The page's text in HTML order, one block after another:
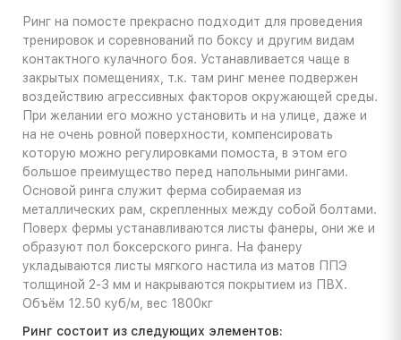
Ринг на помосте прекрасно подходит для проведения
тренировок и соревнований по боксу и другим видам
контактного кулачного боя. Устанавливается чаще в
закрытых помещениях, т.к. там ринг менее подвержен
воздействию агрессивных факторов окружающей среды.
При желании его можно установить и на улице, даже и
на не очень ровной поверхности, компенсировать
которую можно регулировками помоста, в этом его
большое преимущество перед напольными рингами.
Основой ринга служит ферма собираемая из
металлических рам, скрепленных между собой болтами.
Поверх фермы устанавливаются листы фанеры, они же и
образуют пол боксерского ринга. На фанеру
укладываются листы мягкого настила из матов ППЭ
толщиной 2-3 мм и накрываются покрытием из ПВХ.
Объём 12.50 куб/м, вес 1800кг
Ринг состоит из следующих элементов: